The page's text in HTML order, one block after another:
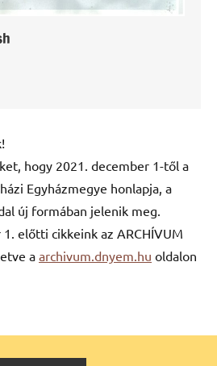
hogy 2021. december 1-től a
Egyházmegye honlapja, a
új formában jelenik meg.
előtti cikkeink az ARCHÍVUM
a archivum.dnyem.hu oldalon